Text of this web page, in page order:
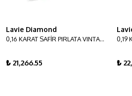
Lavie Diamond
0,16 KARAT SAFİR PIRLATA VINTAGE YÜZÜK
₺ 21,266.55 ₺